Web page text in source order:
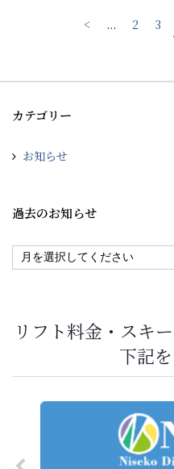
< ... 2 3
カテゴリー
お知らせ
過去のお知らせ
リフト料金・スキ
下記